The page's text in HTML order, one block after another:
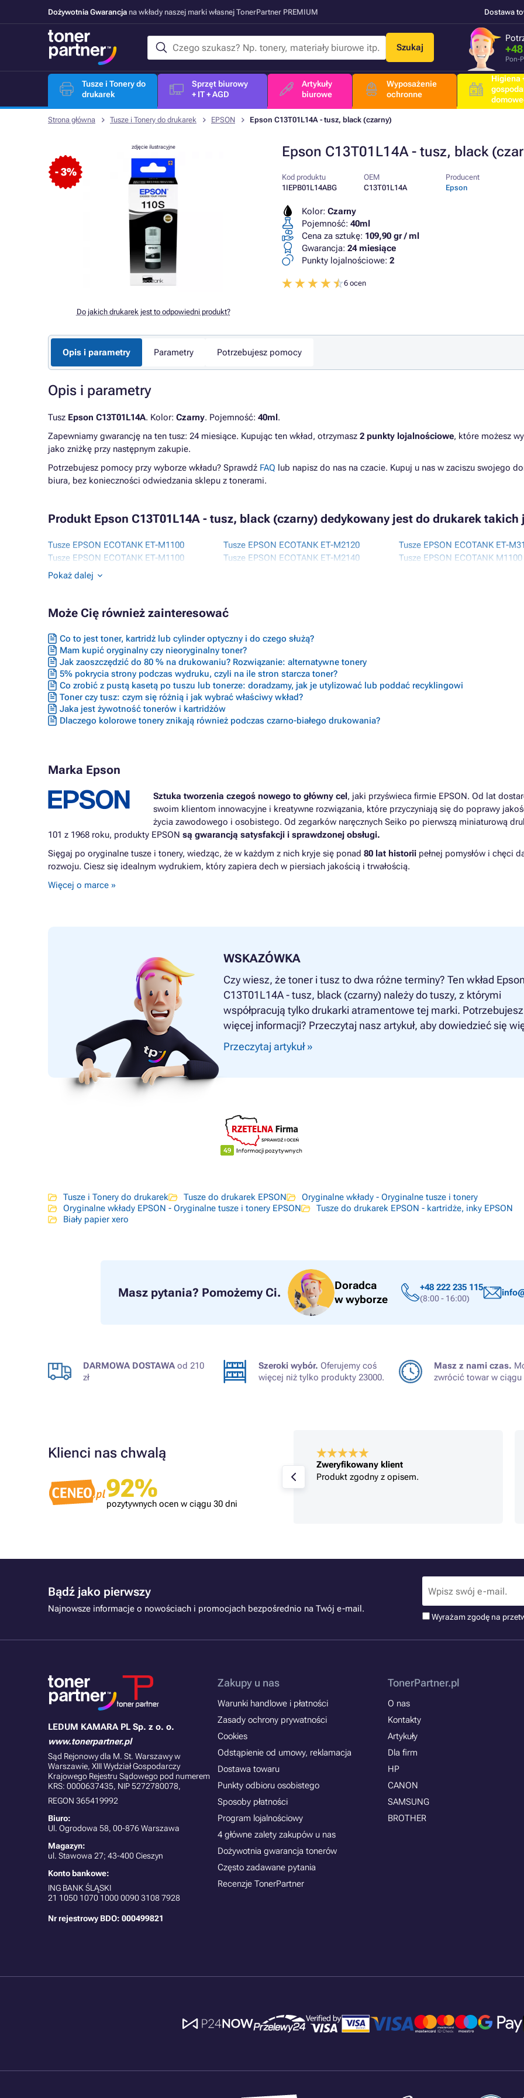
Dożywotnia Gwarancja na wkłady naszej marki własnej TonerPartner PREMIUM Dostawa
Szukaj
Pon-
Tusze i Tonery do
drukarek
Sprzęt biurowy
+ IT + AGD
Artykuły
biurowe
Wyposażenie
ochronne
Higiena
Strona główna Tusze i Tonery do drukarek EPSON Epson C13T01L14A - tusz, black (czarny)
Epson C13T01L14A - tusz, black
- 3%
zdjęcie ilustracyjne
Do jakich drukarek jest to odpowiedni produkt?
Kod produktu
1IEPB01L14ABG
OEM
C13T01L14A
Producent
Epson
Kolor: Czarny
Pojemność: 40ml
Cena za sztukę: 109,90 gr / ml
Gwarancja: 24 miesiące
Punkty lojalnościowe: 2
6 ocen
Opis i parametry Parametry Potrzebujesz pomocy
Opis i parametry
Tusz Epson C13T01L14A. Kolor: Czarny. Pojemność: 40ml.
Zapewniamy gwarancję na ten tusz: 24 miesiące. Kupując ten wkład, otrzymasz 2 punkty lojalnościowe, które możesz
jako zniżkę przy następnym zakupie.
Potrzebujesz pomocy przy wyborze wkładu? Sprawdź FAQ lub napisz do nas na czacie. Kupuj u nas w zaciszu swojego
biura, bez konieczności odwiedzania sklepu z tonerami.
Produkt Epson C13T01L14A - tusz, black (czarny) dedykowany jest do drukarek takich
Tusze EPSON ECOTANK ET-M1100
Tusze EPSON ECOTANK ET-M1100
SERIES
Tusze EPSON ECOTANK ET-M1120
Tusze EPSON ECOTANK ET-M1170
Tusze EPSON ECOTANK ET-M1180
Tusze EPSON ECOTANK ET-M2100
SERIES
Tusze EPSON ECOTANK ET-M2120
Tusze EPSON ECOTANK ET-M2140
Tusze EPSON ECOTANK ET-M3140
Tusze EPSON ECOTANK ET-M3170
Tusze EPSON ECOTANK ET-M3180
Tusze EPSON ECOTANK ET-
Tusze EPSON ECOTANK M1100
Pokaż dalej
Może Cię również zainteresować
Co to jest toner, kartridż lub cylinder optyczny i do czego służą?
Mam kupić oryginalny czy nieoryginalny toner?
Jak zaoszczędzić do 80 % na drukowaniu? Rozwiązanie: alternatywne tonery
5% pokrycia strony podczas wydruku, czyli na ile stron starcza toner?
Co zrobić z pustą kasetą po tuszu lub tonerze: doradzamy, jak je utylizować lub poddać recyklingowi
Toner czy tusz: czym się różnią i jak wybrać właściwy wkład?
Jaka jest żywotność tonerów i kartridżów
Dlaczego kolorowe tonery znikają również podczas czarno-białego drukowania?
Marka Epson
Sztuka tworzenia czegoś nowego to główny cel, jaki przyświeca firmie EPSON. Od lat
swoim klientom innowacyjne i kreatywne rozwiązania, które przyczyniają się do poprawy
życia zawodowego i osobistego. Od zegarków naręcznych Seiko po pierwszą miniaturową
101 z 1968 roku, produkty EPSON są gwarancją satysfakcji i sprawdzonej obsługi.
Sięgaj po oryginalne tusze i tonery, wiedząc, że w każdym z nich kryje się ponad 80 lat historii pełnej pomysłów i chęci
rozwoju. Ciesz się idealnym wydrukiem, który zapiera dech w piersiach jakością i trwałością.
Więcej o marce »
WSKAZÓWKA
Czy wiesz, że toner i tusz to dwa różne terminy? Ten wkład Epson
C13T01L14A - tusz, black (czarny) należy do tuszy, z którymi
współpracują tylko drukarki atramentowe tej marki. Potrzebujesz
więcej informacji? Przeczytaj nasz artykuł, aby dowiedzieć się
Przeczytaj artykuł »
Tusze i Tonery do drukarek Tusze do drukarek EPSON
Oryginalne wkłady - Oryginalne tusze i tonery
Oryginalne wkłady EPSON - Oryginalne tusze i tonery EPSON
Tusze do drukarek EPSON - kartridże, inky EPSON
Biały papier xero
Masz pytania? Pomożemy Ci.
Doradca
w wyborze
+48 222 235 115
(8:00 - 16:00)
DARMOWA DOSTAWA od 210
zł
Szeroki wybór. Oferujemy coś
więcej niż tylko produkty 23000.
Masz z nami czas.
zwrócić towar w ciągu
Klienci nas chwalą
92%
pozytywnych ocen w ciągu 30 dni
Zweryfikowany klient
Tonery OK!
Zweryfikowany klient
Produkt zgodny z opisem.
Bądź jako pierwszy
Najnowsze informacje o nowościach i promocjach bezpośrednio na Twój e-mail.
Wyrażam zgodę na
LEDUM KAMARA PL Sp. z o. o.
www.tonerpartner.pl
Sąd Rejonowy dla M. St. Warszawy w
Warszawie, XIII Wydział Gospodarczy
Krajowego Rejestru Sądowego pod numerem
KRS: 0000637435, NIP 5272780078,
REGON 365419992
Biuro:
Ul. Ogrodowa 58, 00-876 Warszawa
Magazyn:
ul. Stawowa 27; 43-400 Cieszyn
Konto bankowe:
ING BANK ŚLĄSKI
21 1050 1070 1000 0090 3108 7928
Nr rejestrowy BDO: 000499821
Zakupy u nas
Warunki handlowe i płatności
Zasady ochrony prywatności
Cookies
Odstąpienie od umowy, reklamacja
Dostawa towaru
Punkty odbioru osobistego
Sposoby płatności
Program lojalnościowy
4 główne zalety zakupów u nas
Dożywotnia gwarancja tonerów
Często zadawane pytania
Recenzje TonerPartner
TonerPartner.pl
O nas
Kontakty
Artykuły
Dla firm
HP
CANON
SAMSUNG
BROTHER